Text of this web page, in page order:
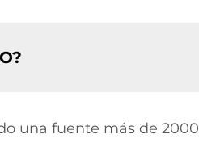
una fuente más de